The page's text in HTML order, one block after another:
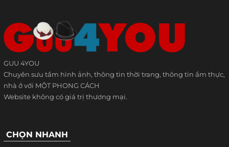
GUU 4YOU
Chuyên sưu tầm hình ảnh, thông tin thời trang, thông tin ẩm thực,
nhà ở với MỘT PHONG CÁCH
Website không có giá trị thương mại.
CHỌN NHANH